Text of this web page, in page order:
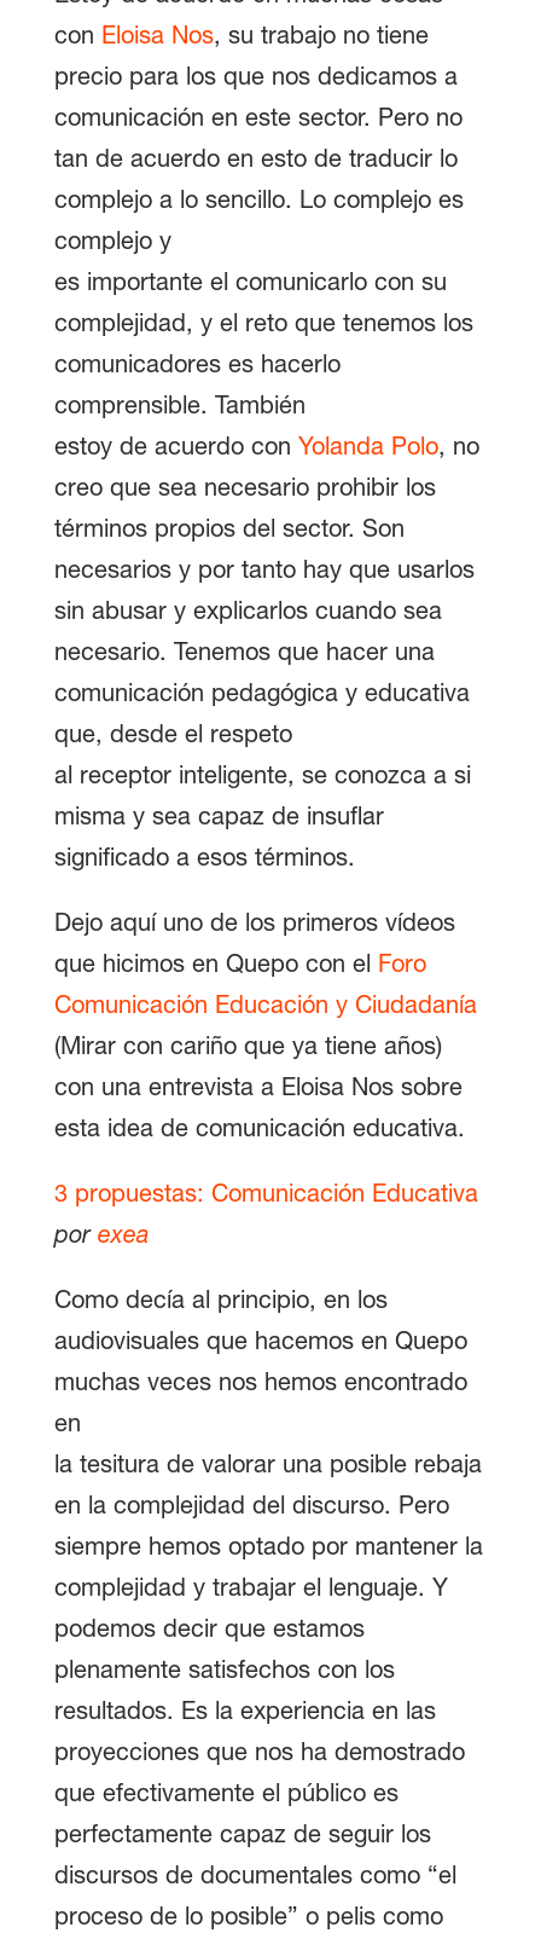
con Eloisa Nos, su trabajo no tiene
precio para los que nos dedicamos a
comunicación en este sector. Pero no
tan de acuerdo en esto de traducir lo
complejo a lo sencillo. Lo complejo es
complejo y
es importante el comunicarlo con su
complejidad, y el reto que tenemos los
comunicadores es hacerlo
comprensible. También
estoy de acuerdo con Yolanda Polo, no
creo que sea necesario prohibir los
términos propios del sector. Son
necesarios y por tanto hay que usarlos
sin abusar y explicarlos cuando sea
necesario. Tenemos que hacer una
comunicación pedagógica y educativa
que, desde el respeto
al receptor inteligente, se conozca a si
misma y sea capaz de insuflar
significado a esos términos.
Dejo aquí uno de los primeros vídeos
que hicimos en Quepo con el Foro
Comunicación Educación y Ciudadanía
(Mirar con cariño que ya tiene años)
con una entrevista a Eloisa Nos sobre
esta idea de comunicación educativa.
3 propuestas: Comunicación Educativa
por exea
Como decía al principio, en los
audiovisuales que hacemos en Quepo
muchas veces nos hemos encontrado
en
la tesitura de valorar una posible rebaja
en la complejidad del discurso. Pero
siempre hemos optado por mantener la
complejidad y trabajar el lenguaje. Y
podemos decir que estamos
plenamente satisfechos con los
resultados. Es la experiencia en las
proyecciones que nos ha demostrado
que efectivamente el público es
perfectamente capaz de seguir los
discursos de documentales como “el
proceso de lo posible” o pelis como